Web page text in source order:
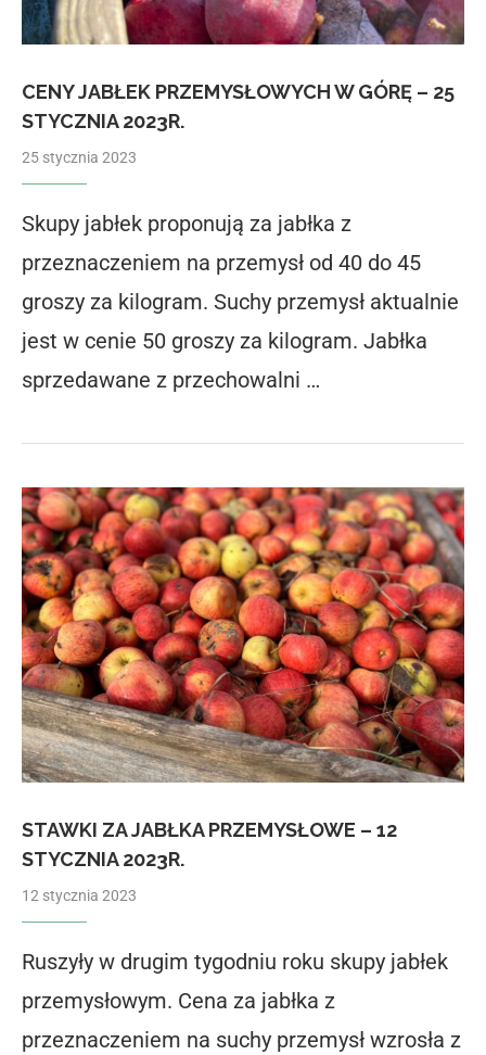
CENY JABŁEK PRZEMYSŁOWYCH W GÓRĘ – 25
STYCZNIA 2023R.
25 stycznia 2023
Skupy jabłek proponują za jabłka z
przeznaczeniem na przemysł od 40 do 45
groszy za kilogram. Suchy przemysł aktualnie
jest w cenie 50 groszy za kilogram. Jabłka
sprzedawane z przechowalni …
STAWKI ZA JABŁKA PRZEMYSŁOWE – 12
STYCZNIA 2023R.
12 stycznia 2023
Ruszyły w drugim tygodniu roku skupy jabłek
przemysłowym. Cena za jabłka z
przeznaczeniem na suchy przemysł wzrosła z